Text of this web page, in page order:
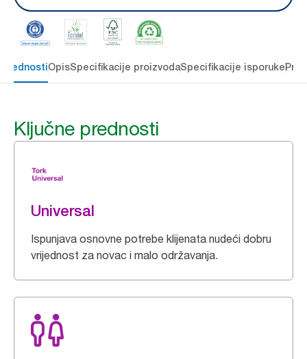
prednostiOpisSpecifikacije proizvodaSpecifikacije isporuke
Ključne prednosti
Universal
Ispunjava osnovne potrebe klijenata nudeći dobru
vrijednost za novac i malo održavanja.